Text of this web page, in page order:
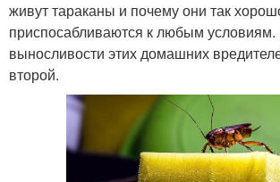
живут тараканы и почему они так
приспосабливаются к любым условиям.
выносливости этих домашних
второй.